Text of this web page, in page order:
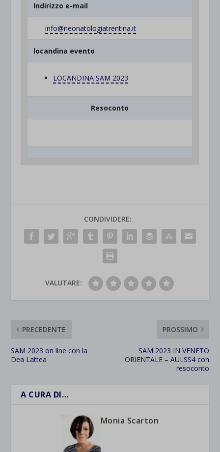
Indirizzo e-mail
info@neonatologiatrentina.it
locandina evento
LOCANDINA SAM 2023
Resoconto
CONDIVIDERE:
VALUTARE:
PRECEDENTE
SAM 2023 on line con la
Dea Lattea
PROSSIMO
SAM 2023 IN VENETO
ORIENTALE – AULSS4 con
resoconto
A CURA DI…
Monia Scarton